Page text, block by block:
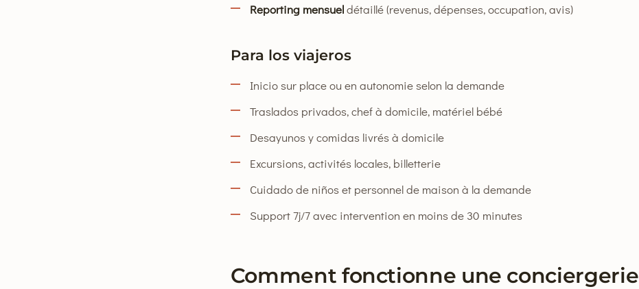
Reporting mensueldétaillé (revenus, dépenses, occupation, avis)
Para los viajeros
Inicio sur place ou en autonomie selon la demande
Traslados privados, chef à domicile, matériel bébé
Desayunos y comidas livrés à domicile
Excursions, activités locales, billetterie
Cuidado de niños et personnel de maison à la demande
Support 7j/7 avec intervention en moins de 30 minutes
Comment fonctionne une conciergerie